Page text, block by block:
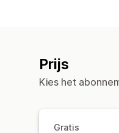
Prijs
Kies het
Gratis